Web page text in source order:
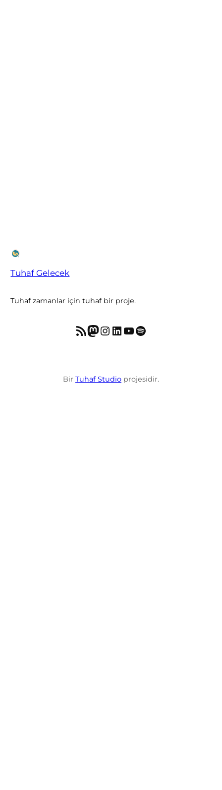
Tuhaf Gelecek
Tuhaf zamanlar için tuhaf bir proje.
RSS akışı Mastodon Instagram LinkedIn YouTube Spotify
Bir Tuhaf Studio projesidir.